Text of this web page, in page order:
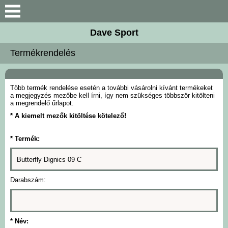
Keresés
Újdonságok
Akciós termékek
Termékek
Kontakt
Szoftok
Dave Sport
Termékrendelés
Több termék rendelése esetén a további vásárolni kívánt termékeket
a megjegyzés mezőbe kell írni, így nem szükséges többször kitölteni
a megrendelő űrlapot.
* A kiemelt mezők kitöltése kötelező!
* Termék:
Darabszám:
* Név: